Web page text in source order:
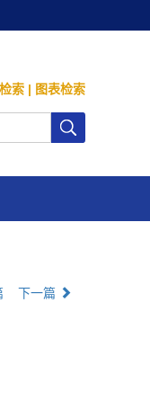
索 | 图表检索
下一篇